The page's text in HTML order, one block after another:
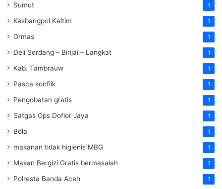
Sumut 1
Kesbangpol Kaltim 1
Ormas 1
Deli Serdang – Binjai – Langkat 1
Kab. Tambrauw 1
Pasca konflik 1
Pengobatan gratis 1
Satgas Ops Dofior Jaya 1
Bola 1
makanan tidak higienis MBG 1
Makan Bergizi Gratis bermasalah 1
Polresta Banda Aceh 1